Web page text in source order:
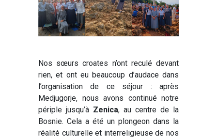
Nos sœurs croates n’ont reculé devant
rien, et ont eu beaucoup d’audace dans
l’organisation de ce séjour : après
Medjugorje, nous avons continué notre
périple jusqu’à Zenica, au centre de la
Bosnie. Cela a été un plongeon dans la
réalité culturelle et interreligieuse de nos